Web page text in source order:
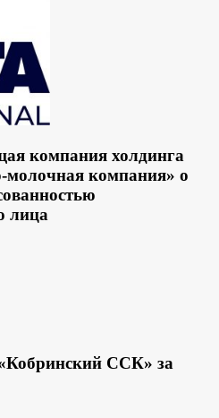
компания холдинга
молочная компания» о
лица
ССК» за